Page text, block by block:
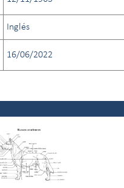
Inglés
16/06/2022